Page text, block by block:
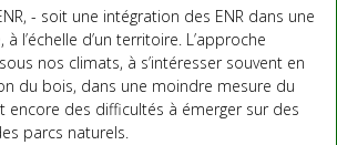
- soit une intégration des ENR dans une
l’échelle d’un territoire. L’approche
nos climats, à s’intéresser souvent en
du bois, dans une moindre mesure du
encore des difficultés à émerger sur des
parcs naturels.